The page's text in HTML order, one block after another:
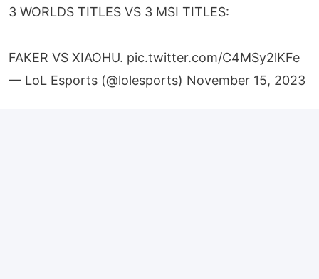
3 WORLDS TITLES VS 3 MSI TITLES:
FAKER VS XIAOHU. pic.twitter.com/C4MSy2lKFe
— LoL Esports (@lolesports) November 15, 2023